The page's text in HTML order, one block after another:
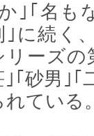
｣｢名も
｣に続く
リーズの
｣｢砂男｣｢
れている